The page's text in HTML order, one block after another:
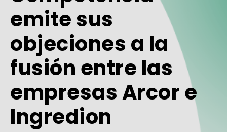
emite sus
objeciones a la
fusión entre las
empresas Arcor e
Ingredion